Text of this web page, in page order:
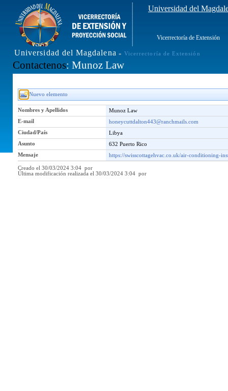
Universidad del
Vicerrectoría de Extensión
Universidad del Magdalena » Vicerrectoría de Extensión
Contactenos: Munoz Law
Nuevo elemento
Nombres y Apellidos
Munoz Law
E-mail
honeycuttdalton443@ranchmails.com
Ciudad/País
Libya
Asunto
632 Puerto Rico
Mensaje
https://swisscottagehvac.co.uk/air-conditioning-
Creado el 30/03/2024 3:04 por
Última modificación realizada el 30/03/2024 3:04 por